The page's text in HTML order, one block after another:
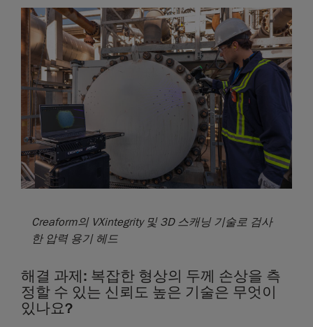
Creaform의 VXintegrity 및 3D 스캐닝 기술로 검사
한 압력 용기 헤드
해결 과제: 복잡한 형상의 두께 손상을 측
정할 수 있는 신뢰도 높은 기술은 무엇이
있나요?